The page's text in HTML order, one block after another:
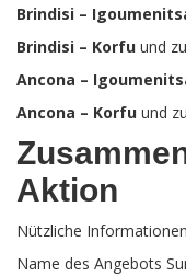
Brindisi –
Brindisi – Korfu und
Ancona –
Ancona – Korfu und
Aktion
Nützliche
Name des Angebots